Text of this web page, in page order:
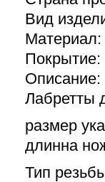
Вид
Материал:
Описание:
Лабретты
размер
длинна
Тип